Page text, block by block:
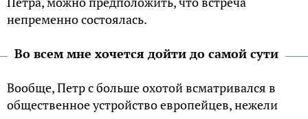
непременно состоялась.
Во всем мне хочется дойти до самой сути
Вообще, Петр с больше охотой всматривался в
общественное устройство европейцев, нежели